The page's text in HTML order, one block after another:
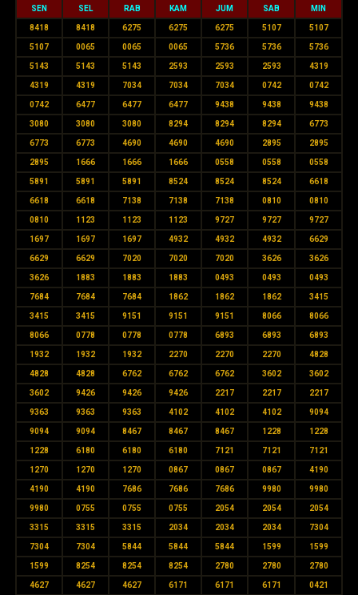
SEN SEL RAB KAM JUM SAB MIN
8418 8418 6275 6275 6275 5107 5107
5107 0065 0065 0065 5736 5736 5736
5143 5143 5143 2593 2593 2593 4319
4319 4319 7034 7034 7034 0742 0742
0742 6477 6477 6477 9438 9438 9438
3080 3080 3080 8294 8294 8294 6773
6773 6773 4690 4690 4690 2895 2895
2895 1666 1666 1666 0558 0558 0558
5891 5891 5891 8524 8524 8524 6618
6618 6618 7138 7138 7138 0810 0810
0810 1123 1123 1123 9727 9727 9727
1697 1697 1697 4932 4932 4932 6629
6629 6629 7020 7020 7020 3626 3626
3626 1883 1883 1883 0493 0493 0493
7684 7684 7684 1862 1862 1862 3415
3415 3415 9151 9151 9151 8066 8066
8066 0778 0778 0778 6893 6893 6893
1932 1932 1932 2270 2270 2270 4828
4828 4828 6762 6762 6762 3602 3602
3602 9426 9426 9426 2217 2217 2217
9363 9363 9363 4102 4102 4102 9094
9094 9094 8467 8467 8467 1228 1228
1228 6180 6180 6180 7121 7121 7121
1270 1270 1270 0867 0867 0867 4190
4190 4190 7686 7686 7686 9980 9980
9980 0755 0755 0755 2054 2054 2054
3315 3315 3315 2034 2034 2034 7304
7304 7304 5844 5844 5844 1599 1599
1599 8254 8254 8254 2780 2780 2780
4627 4627 4627 6171 6171 6171 0421